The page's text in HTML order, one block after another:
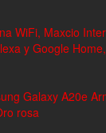
WiFi, Maxcio
y Google
Galaxy A20e
rosa